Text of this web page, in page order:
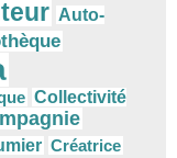
Auto-
Collectivité
Créatrice